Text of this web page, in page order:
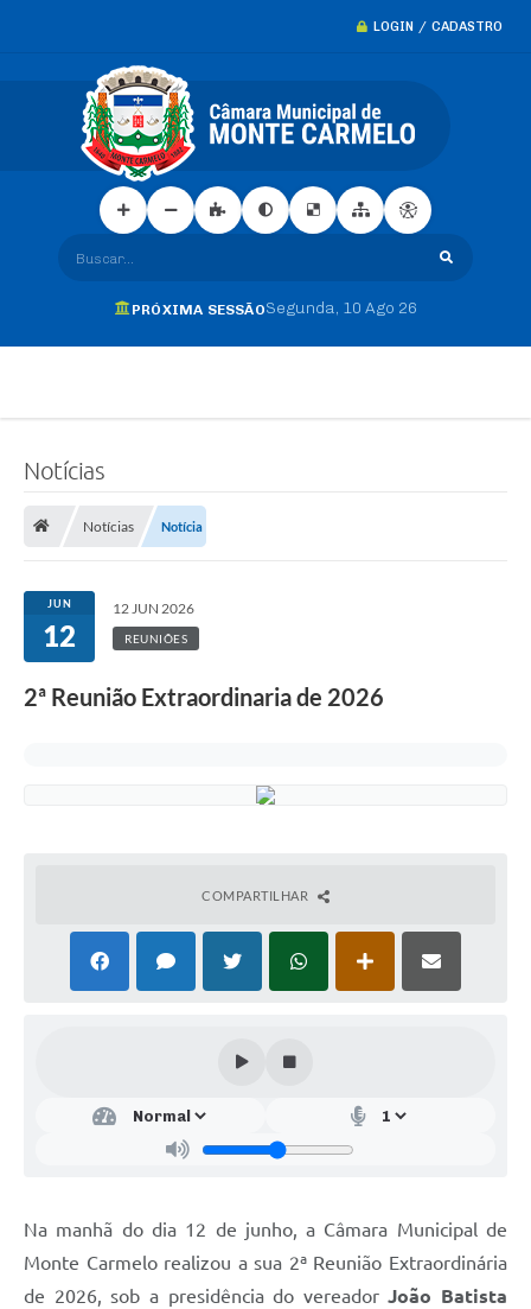
LOGIN / CADASTRO
Buscar...
PRÓXIMA SESSÃOSegunda 10 Ago 26
Notícias
Notícias Notícia
JUN
12
12 JUN 2026
REUNIÕES
2ª Reunião Extraordinaria de 2026
COMPARTILHAR
Na manhã do dia 12 de junho, a Câmara Municipal de
Monte Carmelo realizou a sua 2ª Reunião Extraordinária
de 2026, sob a presidência do vereadorJoão Batista